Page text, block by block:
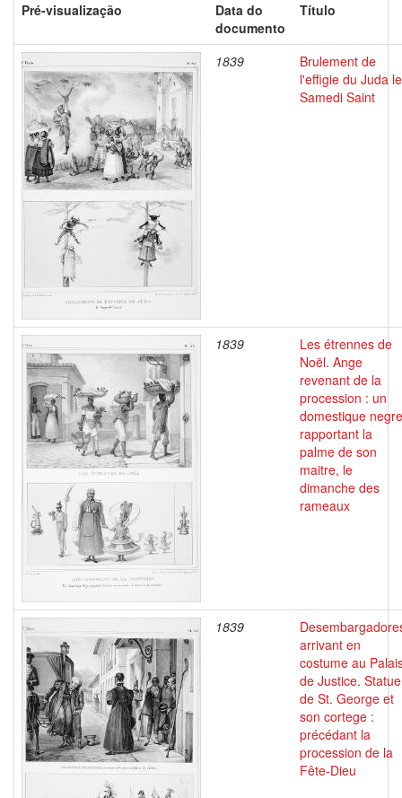
Pré-visualização
Data do
documento
Título
1839
Brulement de
l'effigie du Juda le
Samedi Saint
1839
Les étrennes de
Noël. Ange
revenant de la
procession : un
domestique negre
rapportant la
palme de son
maitre, le
dimanche des
rameaux
1839
arrivant en
costume au
de Justice. Statue
de St. George et
son cortege :
précédant la
procession de la
Fête-Dieu